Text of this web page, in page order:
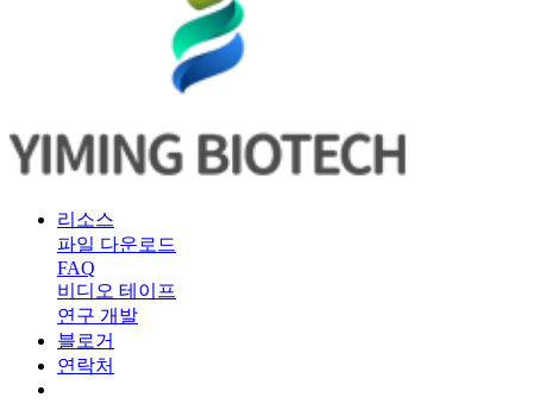
리소스
파일 다운로드
FAQ
비디오 테이프
연구 개발
블로거
연락처